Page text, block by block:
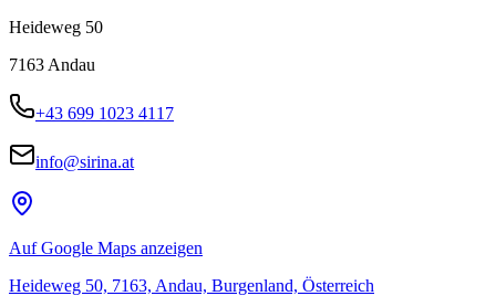
Heideweg 50
7163 Andau
+43 699 1023 4117
info@sirina.at
Auf Google Maps anzeigen
Heideweg 50, 7163, Andau, Burgenland, Österreich